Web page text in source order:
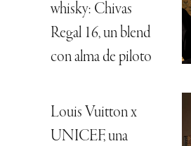
whisky: Chivas
Regal 16, un blend
con alma de piloto
Louis Vuitton x
UNICEF, una